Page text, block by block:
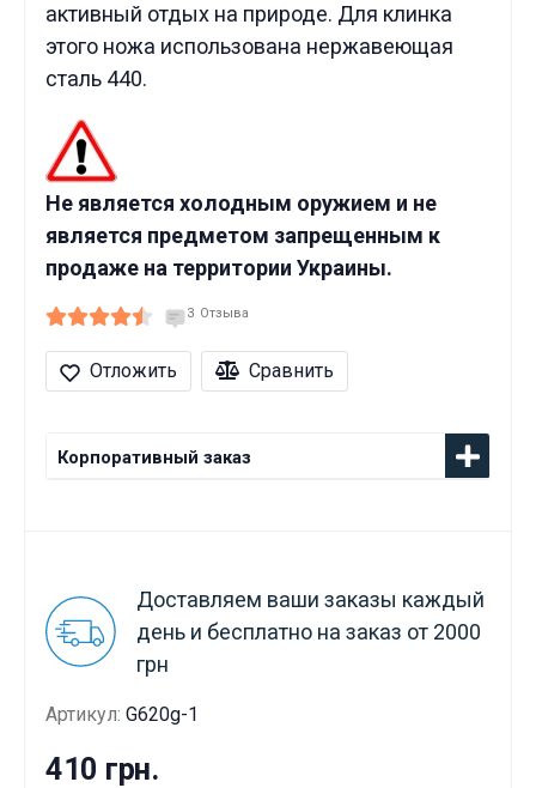
активный отдых на природе. Для клинка
этого ножа использована нержавеющая
сталь 440.
Не является холодным оружием и не
является предметом запрещенным к
продаже на территории Украины.
3 Отзыва
Отложить Сравнить
Корпоративный заказ
Доставляем ваши заказы каждый
день и бесплатно на заказ от 2000
грн
Артикул: G620g-1
410 грн.